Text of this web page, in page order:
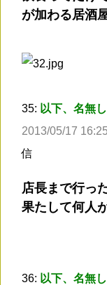
が加わる居酒
35: 以下、名無
2013/05/17
信
店長まで行っ
果たして何人
36: 以下、名無